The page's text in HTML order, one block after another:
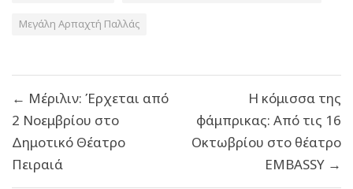
Μεγάλη Αρπαχτή Παλλάς
άρθρων
← Μέριλιν: Έρχεται από
2 Νοεμβρίου στο
Δημοτικό Θέατρο
Πειραιά
Η κόμισσα της
φάμπρικας: Από τις 16
Οκτωβρίου στο θέατρο
EMBASSY →